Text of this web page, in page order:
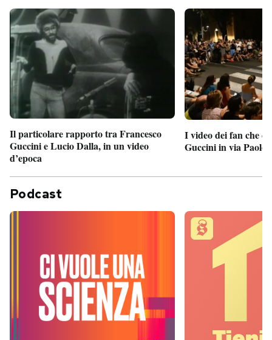
Il particolare rapporto tra Francesco
Guccini e Lucio Dalla, in un video
d’epoca
I video dei fan che
Guccini in via Paolo
Podcast